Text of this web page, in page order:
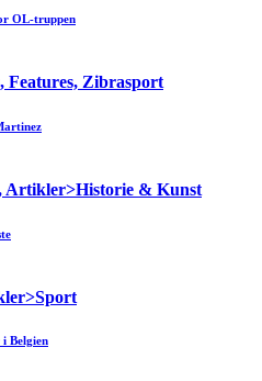
OL-truppen
Features, Zibrasport
Artikler>Historie & Kunst
Belgien